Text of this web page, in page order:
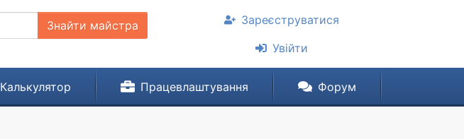
Знайти майстра
Зареєструватися
Увійти
Калькулятор Працевлаштування Форум